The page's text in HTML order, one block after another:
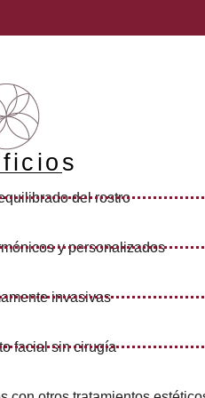
del rostro
y personalizados
invasivas
facial sin cirugía